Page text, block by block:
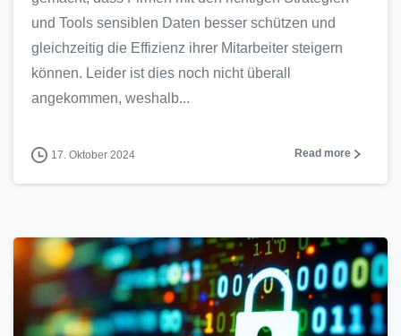
und Tools sensiblen Daten besser schützen und
gleichzeitig die Effizienz ihrer Mitarbeiter steigern
können. Leider ist dies noch nicht überall
angekommen, weshalb...
17. Oktober 2024 Read more